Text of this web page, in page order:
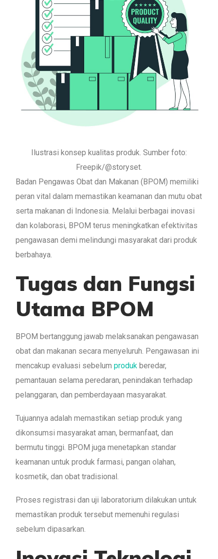
Ilustrasi konsep kualitas produk. Sumber foto:
Freepik/@storyset.
Badan Pengawas Obat dan Makanan (BPOM) memiliki
peran vital dalam memastikan keamanan dan mutu obat
serta makanan di Indonesia. Melalui berbagai inovasi
dan kolaborasi, BPOM terus meningkatkan efektivitas
pengawasan demi melindungi masyarakat dari produk
berbahaya.
Tugas dan Fungsi
Utama BPOM
BPOM bertanggung jawab melaksanakan pengawasan
obat dan makanan secara menyeluruh. Pengawasan ini
mencakup evaluasi sebelumproduk beredar,
pemantauan selama peredaran, penindakan terhadap
pelanggaran, dan pemberdayaan masyarakat.
Tujuannya adalah memastikan setiap produk yang
dikonsumsi masyarakat aman, bermanfaat, dan
bermutu tinggi. BPOM juga menetapkan standar
keamanan untuk produk farmasi, pangan olahan,
kosmetik, dan obat tradisional.
Proses registrasi dan uji laboratorium dilakukan untuk
memastikan produk tersebut memenuhi regulasi
sebelum dipasarkan.